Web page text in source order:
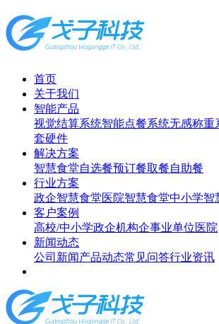
首页
关于我们
智能产品
视觉结算系统智能点餐系统无感称重
套硬件
解决方案
智慧食堂自选餐预订餐取餐自助餐
行业方案
政企智慧食堂医院智慧食堂中小学智
客户案例
高校/中小学政企机构企事业单位医院
新闻动态
公司新闻产品动态常见问答行业资讯